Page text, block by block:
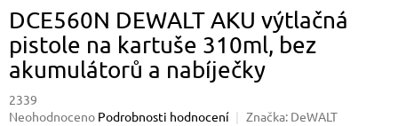
DCE560N DEWALT AKU výtlačná
pistole na kartuše 310ml, bez
akumulátorů a nabíječky
2339
Průměrné
Neohodnoceno Podrobnosti hodnocení Značka: DeWALT